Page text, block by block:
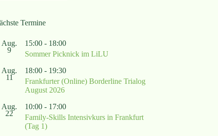
Termine
Aug.
9
15:00 - 18:00
Sommer Picknick im LiLU
Aug.
11
18:00 - 19:30
Frankfurter (Online) Borderline Trialog
August 2026
Aug.
22
10:00 - 17:00
Family-Skills Intensivkurs in Frankfurt
(Tag 1)